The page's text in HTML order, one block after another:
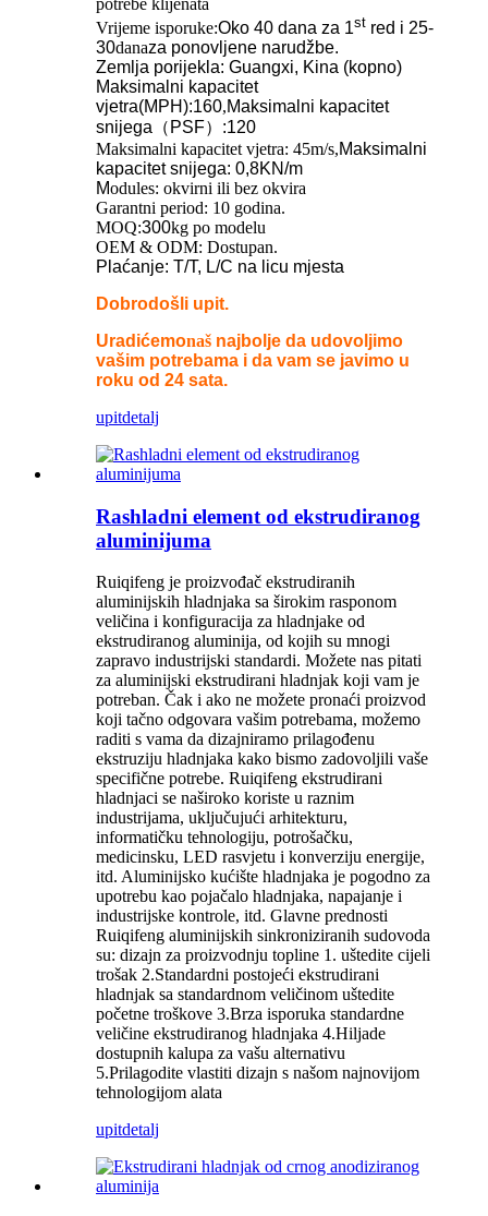
Vrijeme isporuke:Oko 40 dana za 1st red i 25-
30danaza ponovljene narudžbe.
Zemlja porijekla: Guangxi, Kina (kopno)
Maksimalni kapacitet
vjetra(MPH):160,Maksimalni kapacitet
snijega （ PSF） :120
Maksimalni kapacitet vjetra: 45m/s,Maksimalni
kapacitet snijega: 0,8KN/m
Modules: okvirni ili bez okvira
Garantni period: 10 godina.
MOQ:300kg po modelu
OEM & ODM: Dostupan.
Plaćanje: T/T, L/C na licu mjesta
Dobrodošli upit.
Uradićemonaš najbolje da udovoljimo
vašim potrebama i da vam se javimo u
roku od 24 sata.
upitdetalj
Rashladni element od ekstrudiranog
aluminijuma
Ruiqifeng je proizvođač ekstrudiranih
aluminijskih hladnjaka sa širokim rasponom
veličina i konfiguracija za hladnjake od
ekstrudiranog aluminija, od kojih su mnogi
zapravo industrijski standardi. Možete nas pitati
za aluminijski ekstrudirani hladnjak koji vam je
potreban. Čak i ako ne možete pronaći proizvod
koji tačno odgovara vašim potrebama, možemo
raditi s vama da dizajniramo prilagođenu
ekstruziju hladnjaka kako bismo zadovoljili vaše
specifične potrebe. Ruiqifeng ekstrudirani
hladnjaci se naširoko koriste u raznim
industrijama, uključujući arhitekturu,
informatičku tehnologiju, potrošačku,
medicinsku, LED rasvjetu i konverziju energije,
itd. Aluminijsko kućište hladnjaka je pogodno za
upotrebu kao pojačalo hladnjaka, napajanje i
industrijske kontrole, itd. Glavne prednosti
Ruiqifeng aluminijskih sinkroniziranih sudovoda
su: dizajn za proizvodnju topline 1. uštedite cijeli
trošak 2.Standardni postojeći ekstrudirani
hladnjak sa standardnom veličinom uštedite
početne troškove 3.Brza isporuka standardne
veličine ekstrudiranog hladnjaka 4.Hiljade
dostupnih kalupa za vašu alternativu
5.Prilagodite vlastiti dizajn s našom najnovijom
tehnologijom alata
upitdetalj